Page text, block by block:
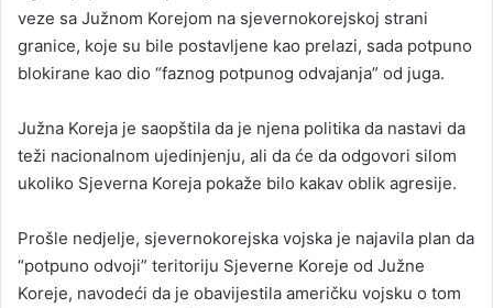
veze sa Južnom Korejom na sjevernokorejskoj strani
granice, koje su bile postavljene kao prelazi, sada potpuno
blokirane kao dio “faznog potpunog odvajanja” od juga.
Južna Koreja je saopštila da je njena politika da nastavi da
teži nacionalnom ujedinjenju, ali da će da odgovori silom
ukoliko Sjeverna Koreja pokaže bilo kakav oblik agresije.
Prošle nedjelje, sjevernokorejska vojska je najavila plan da
“potpuno odvoji” teritoriju Sjeverne Koreje od Južne
Koreje, navodeći da je obavijestila američku vojsku o tom